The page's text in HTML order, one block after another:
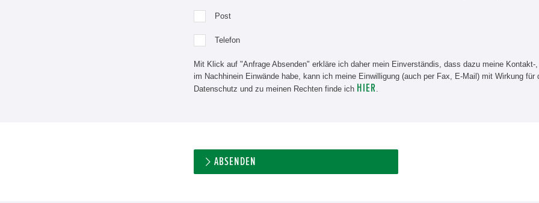
Post
Telefon
Mit Klick auf "Anfrage Absenden" erkläre ich daher mein Einverständis, dass dazu meine
im Nachhinein Einwände habe, kann ich meine Einwilligung (auch per Fax, E-Mail) mit Wirkung
Datenschutz und zu meinen Rechten finde ich HIER
ABSENDEN